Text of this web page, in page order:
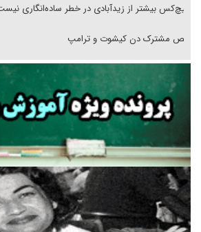
هیچ‌کس بیشتر از زیدآبادی در خطر ساده‌انگاری
رقص مشترک دن کیشوت و ترامپ
دنده دولت به واگذاری مسئله‌دار ایران‌خودرو/
غریزه‌ی بقا و آقای باقی و رفقا
جراحی‌های زیبایی با مدرک فوق‌دیپلم! + گفت‌وگو با
گفت‌وگو با همسر یکی از شهدای جنگ رمضان/ پیکر
انگشت‌های پا شناسایی کردیم
نسلی که آنلاین الگو می‌گیرد